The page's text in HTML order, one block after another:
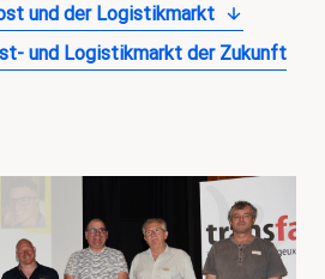
und der Logistikmarkt
und Logistikmarkt der Zukunft